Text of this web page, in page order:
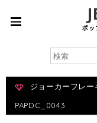
ポッ
ジョーカーフレ
PAPDC_0043